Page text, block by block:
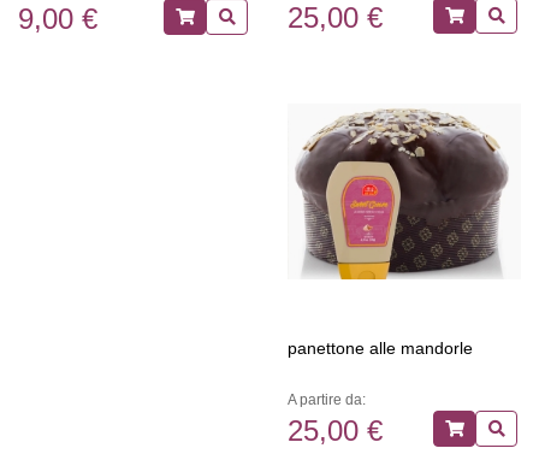
9,00 € 25,00 €
panettone alle mandorle
A partire da:
25,00 €